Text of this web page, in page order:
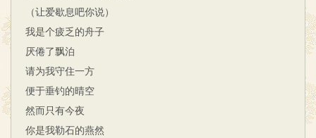
（让爱歇息吧你说）
我是个疲乏的舟子
厌倦了飘泊
请为我守住一方
便于垂钓的晴空
然而只有今夜
你是我勒石的燕然